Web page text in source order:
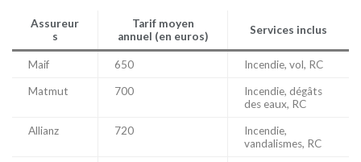
Assureur
s
Tarif moyen
annuel (en euros)
Services inclus
Maif 650 Incendie, vol, RC
Matmut 700
Incendie, dégâts
des eaux, RC
Allianz 720
Incendie,
vandalismes, RC